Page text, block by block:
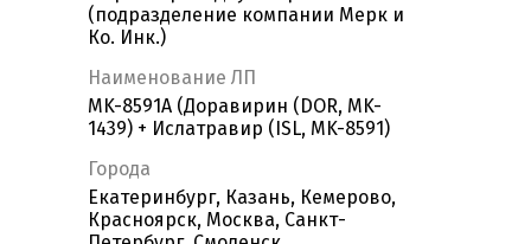
(подразделение компании Мерк и
Ко. Инк.)
Наименование ЛП
MK-8591A (Доравирин (DOR, MK-
1439) + Ислатравир (ISL, MK-8591)
Города
Екатеринбург, Казань, Кемерово,
Красноярск, Москва, Санкт-